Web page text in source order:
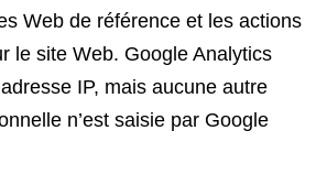
Web de référence et les actions
le site Web. Google Analytics
IP, mais aucune autre
n’est saisie par Google